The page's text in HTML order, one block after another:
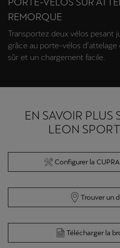
REMORQUE
Transportez deux vélos pesant
grâce au porte-vélos
sûr et un chargement facile.
EN SAVOIR PLUS
LEON
Configurer la
Trouver un
Télécharger la